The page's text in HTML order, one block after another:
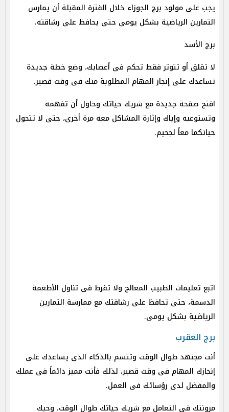
يجب على مولود برج الجوزاء خلال الفترة المقبلة أن يمارس
التمارين الرياضية بشكل يومى حتى يحافظ على رشاقته.
برج الأسد
لا تقلق أو تتوتر فقط تحكم فى أعصابك، وضع خطة جديدة
تساعدك على إنجاز المهام المطلوبة منك فى وقت قصير.
افتح صفحة جديدة مع شريك حياتك وحاول أن تفهمه
وتستوعبه وإياك وإثارة المشاكل معه مرة أخرى، حتى لا تتحول
حياتكما معاً لجحيم.
اتبع تعليمات الطبيب المعالج ولا تفرط فى تناول الأطعمة
الدسمة، حتى تحافظ على رشاقتك مع ممارسة التمارين
الرياضية بشكل يومى.
برج العقرب
أنت مجتهد طوال الوقت وتتسم بالذكاء الذى يساعدك على
إنجازك المهام فى وقت قصير، لذلك فأنت مميز دائماً فى عملك
والمفضل لدى رؤسائك فى العمل.
مرونتك فى التعامل مع شريك حياتك طوال الوقت، وحبك